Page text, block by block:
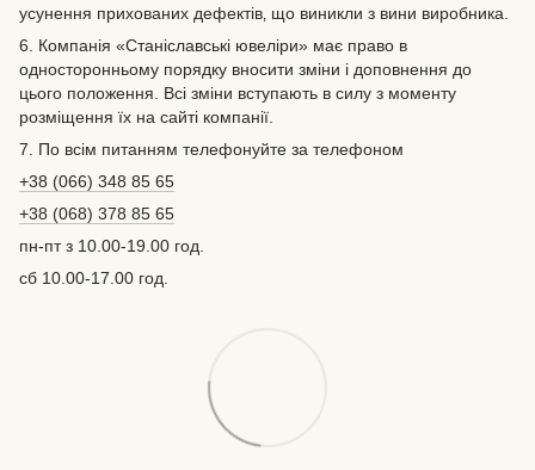
усунення прихованих дефектів‚ що виникли з вини виробника.
6. Компанія «Станіславські ювеліри» має право в
односторонньому порядку вносити зміни і доповнення до
цього положення. Всі зміни вступають в силу з моменту
розміщення їх на сайті компанії.
7. По всім питанням телефонуйте за телефоном
+38 (066) 348 85 65
+38 (068) 378 85 65
пн-пт з 10.00-19.00 год.
сб 10.00-17.00 год.